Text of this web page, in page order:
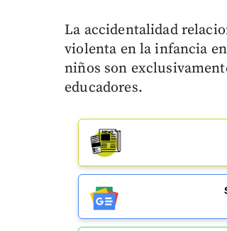
La accidentalidad
violenta en la infancia
niños son
educadores.